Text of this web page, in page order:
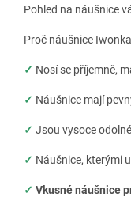
Pohled na náušnice
Proč náušnice
✓ Nosí se příjemně,
✓ Náušnice mají
✓ Jsou vysoce
✓ Náušnice, kterými
✓ Vkusné náušnice